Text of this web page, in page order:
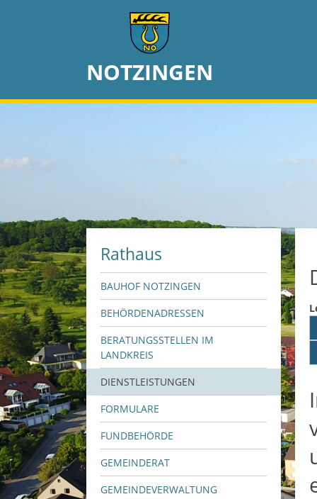
NOTZINGEN
Rathaus
BAUHOF NOTZINGEN
BEHÖRDENADRESSEN
BERATUNGSSTELLEN IM
LANDKREIS
DIENSTLEISTUNGEN
FORMULARE
FUNDBEHÖRDE
GEMEINDERAT
GEMEINDEVERWALTUNG